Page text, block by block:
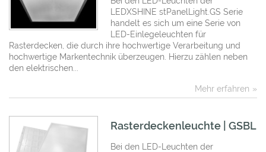
Mehr erfahren
LEDXSHINE stPanelLight.GS Serie
handelt es sich um eine Serie von
LED-Einlegeleuchten für
Rasterdecken, die durch ihre hochwertige Verarbeitung und
hochwertige Markentechnik überzeugen. Hierzu zählen neben
den elektrischen...
Rasterdeckenleuchte | GSBL
Bei den LED-Leuchten der